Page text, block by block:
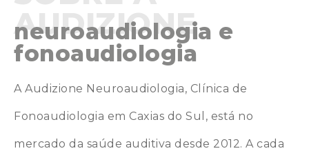
AUDIZIONE
neuroaudiologia e
fonoaudiologia
A Audizione Neuroaudiologia, Clínica de
Fonoaudiologia em Caxias do Sul, está no
mercado da saúde auditiva desde 2012. A cada